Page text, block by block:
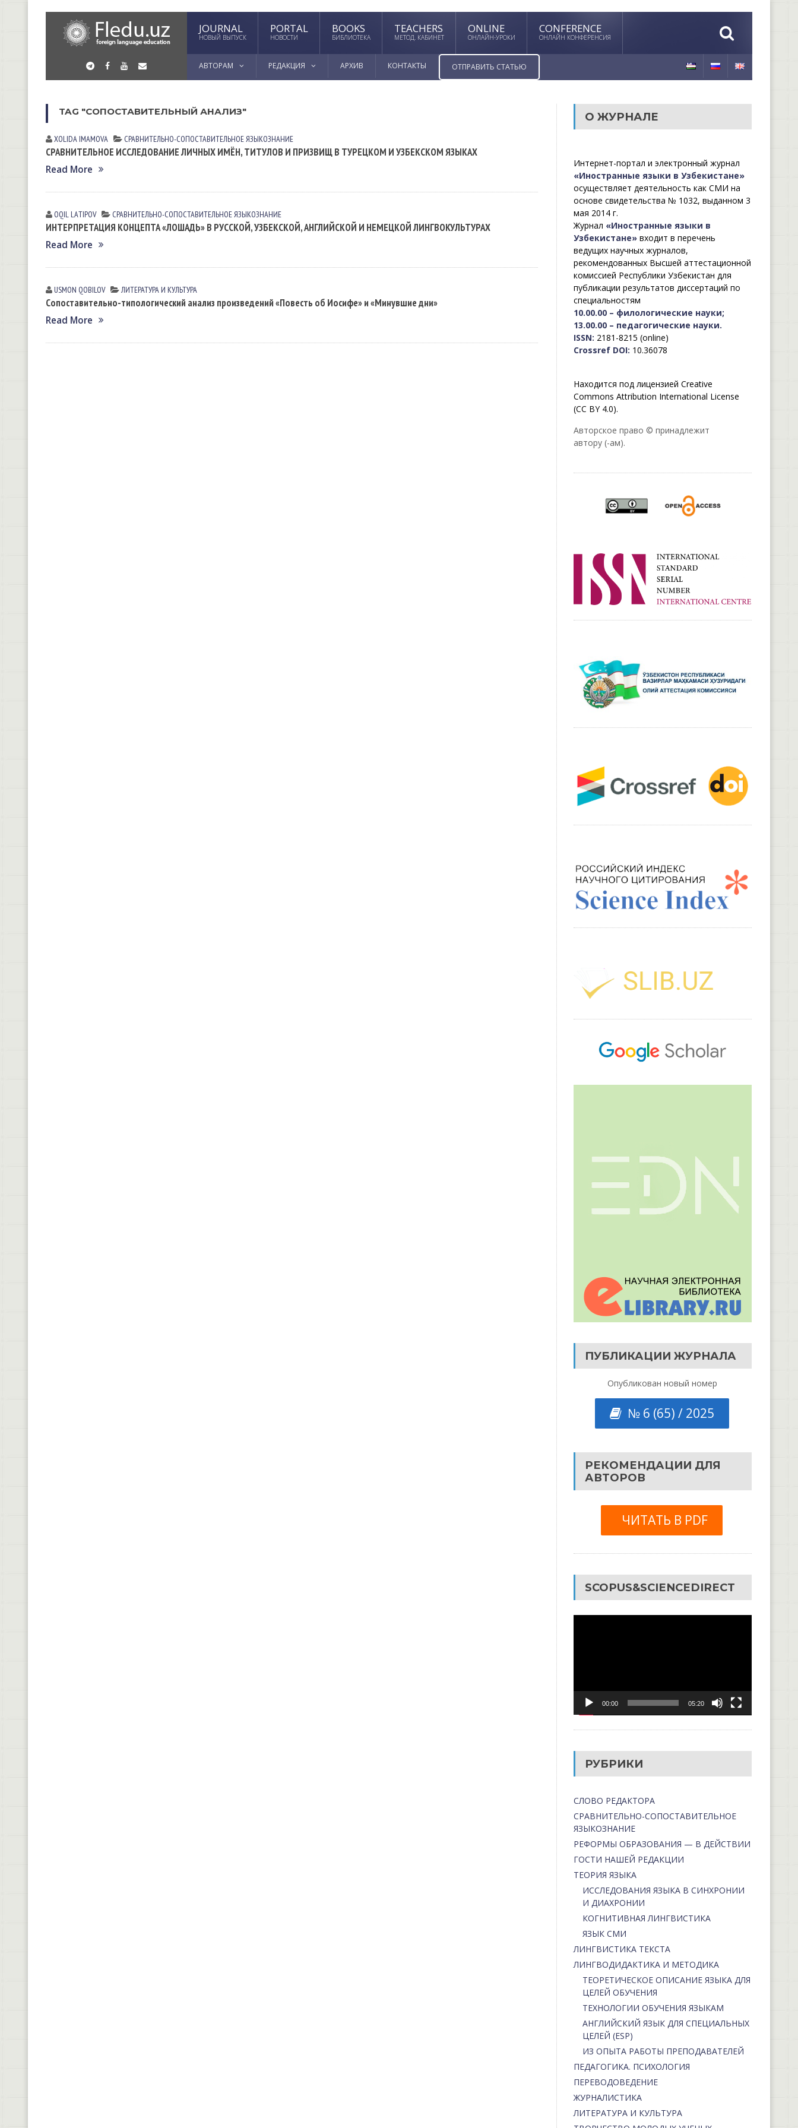
JOURNAL
НОВЫЙ ВЫПУСК
PORTAL
НОВОСТИ
BOOKS
БИБЛИОТЕКА
TEACHERS
МЕТОД. КАБИНЕТ
ONLINE
ОНЛАЙН-УРОКИ
CONFERENCE
ОНЛАЙН КОНФЕРЕНСИЯ
АВТОРАМ РЕДАКЦИЯ АРХИВ КОНТАКТЫ ОТПРАВИТЬ СТАТЬЮ
TAG "СОПОСТАВИТЕЛЬНЫЙ АНАЛИЗ"
XOLIDA IMАMOVА СРАВНИТЕЛЬНО-СОПОСТАВИТЕЛЬНОЕ ЯЗЫКОЗНАНИЕ
СРАВНИТЕЛЬНОЕ ИССЛЕДОВАНИЕ ЛИЧНЫХ ИМЁН, ТИТУЛОВ И ПРИЗВИЩ В ТУРЕЦКОМ И УЗБЕКСКОМ ЯЗЫКАХ
Read More
OQIL LАTIPOV СРАВНИТЕЛЬНО-СОПОСТАВИТЕЛЬНОЕ ЯЗЫКОЗНАНИЕ
ИНТЕРПРЕТАЦИЯ КОНЦЕПТА «ЛОШАДЬ» В РУССКОЙ, УЗБЕКСКОЙ, АНГЛИЙСКОЙ И НЕМЕЦКОЙ ЛИНГВОКУЛЬТУРАХ
Read More
USMON QOBILOV ЛИТЕРАТУРА И КУЛЬТУРА
Сопоставительно-типологический анализ произведений «Повесть об Иосифе» и «Минувшие дни»
Read More
О ЖУРНАЛЕ
Интернет-портал и электронный журнал
«Иностранные языки в Узбекистане»
осуществляет деятельность как СМИ на
основе свидетельства № 1032, выданном 3
мая 2014 г.
Журнал «Иностранные языки в
Узбекистане»входит в перечень
ведущих научных журналов,
рекомендованных Высшей аттестационной
комиссией Республики Узбекистан для
публикации результатов диссертаций по
специальностям
10.00.00 – филологические науки;
13.00.00 – педагогические науки.
ISSN: 2181-8215 (online)
Crossref DOI: 10.36078
Находится под лицензией Creative
Commons Attribution International License
(CC BY 4.0).
Авторское право © принадлежит
автору (-ам).
ПУБЛИКАЦИИ ЖУРНАЛА
Опубликован новый номер
№ 6 (65) / 2025
РЕКОМЕНДАЦИИ ДЛЯ
АВТОРОВ
ЧИТАТЬ В PDF
SCOPUS&SCIENCEDIRECT
00:00 05:20
РУБРИКИ
СЛОВО РЕДАКТОРА
СРАВНИТЕЛЬНО-СОПОСТАВИТЕЛЬНОЕ
ЯЗЫКОЗНАНИЕ
РЕФОРМЫ ОБРАЗОВАНИЯ — В ДЕЙСТВИИ
ГОСТИ НАШЕЙ РЕДАКЦИИ
ТЕОРИЯ ЯЗЫКА
ИССЛЕДОВАНИЯ ЯЗЫКА В СИНХРОНИИ
И ДИАХРОНИИ
КОГНИТИВНАЯ ЛИНГВИСТИКА
ЯЗЫК СМИ
ЛИНГВИСТИКА ТЕКСТА
ЛИНГВОДИДАКТИКА И МЕТОДИКА
ТЕОРЕТИЧЕСКОЕ ОПИСАНИЕ ЯЗЫКА ДЛЯ
ЦЕЛЕЙ ОБУЧЕНИЯ
ТЕХНОЛОГИИ ОБУЧЕНИЯ ЯЗЫКАМ
АНГЛИЙСКИЙ ЯЗЫК ДЛЯ СПЕЦИАЛЬНЫХ
ЦЕЛЕЙ (ESP)
ИЗ ОПЫТА РАБОТЫ ПРЕПОДАВАТЕЛЕЙ
ПЕДАГОГИКА. ПСИХОЛОГИЯ
ПЕРЕВОДОВЕДЕНИЕ
ЖУРНАЛИСТИКА
ЛИТЕРАТУРА И КУЛЬТУРА